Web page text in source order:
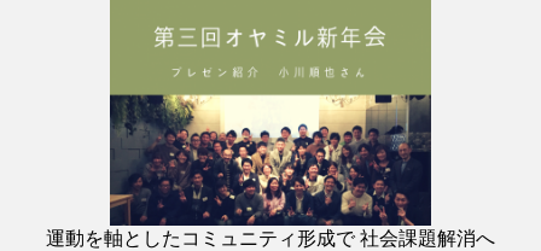
運動を軸としたコミュニティ形成で 社会課題解消へ